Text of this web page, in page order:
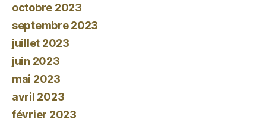
octobre 2023
septembre 2023
juillet 2023
juin 2023
mai 2023
avril 2023
février 2023